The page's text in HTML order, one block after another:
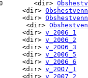
<dir>
<dir>
<dir>
<dir>
<dir>
v_2006_1
<dir>
v_2006_2
<dir>
v_2006_3
<dir>
v_2006_5
<dir>
v_2006_6
<dir>
v_2007_1
<dir>
v_2007_2